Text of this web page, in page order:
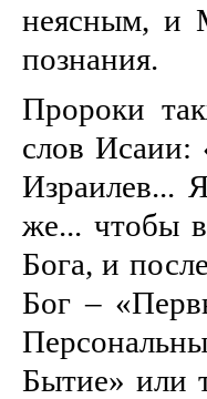
неясным, и
познания.
Пророки
слов Исаии:
Израилев...
же... чтобы
Бога, и
Бог –
Бытие» или